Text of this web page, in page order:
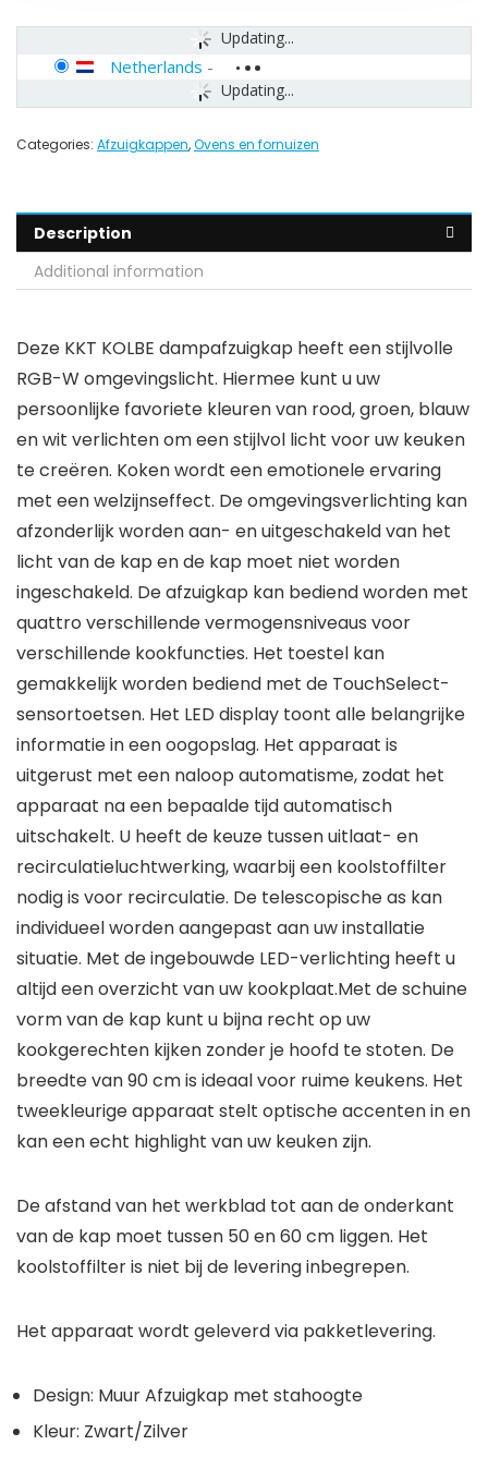
Updating...
Updating...
Netherlands -
Categories: Afzuigkappen,Ovens en fornuizen
Description
Additional information
Deze KKT KOLBE dampafzuigkap heeft een stijlvolle
RGB-W omgevingslicht. Hiermee kunt u uw
persoonlijke favoriete kleuren van rood, groen, blauw
en wit verlichten om een stijlvol licht voor uw keuken
te creëren. Koken wordt een emotionele ervaring
met een welzijnseffect. De omgevingsverlichting kan
afzonderlijk worden aan- en uitgeschakeld van het
licht van de kap en de kap moet niet worden
ingeschakeld. De afzuigkap kan bediend worden met
quattro verschillende vermogensniveaus voor
verschillende kookfuncties. Het toestel kan
gemakkelijk worden bediend met de TouchSelect-
sensortoetsen. Het LED display toont alle belangrijke
informatie in een oogopslag. Het apparaat is
uitgerust met een naloop automatisme, zodat het
apparaat na een bepaalde tijd automatisch
uitschakelt. U heeft de keuze tussen uitlaat- en
recirculatieluchtwerking, waarbij een koolstoffilter
nodig is voor recirculatie. De telescopische as kan
individueel worden aangepast aan uw installatie
situatie. Met de ingebouwde LED-verlichting heeft u
altijd een overzicht van uw kookplaat.Met de schuine
vorm van de kap kunt u bijna recht op uw
kookgerechten kijken zonder je hoofd te stoten. De
breedte van 90 cm is ideaal voor ruime keukens. Het
tweekleurige apparaat stelt optische accenten in en
kan een echt highlight van uw keuken zijn.
De afstand van het werkblad tot aan de onderkant
van de kap moet tussen 50 en 60 cm liggen. Het
koolstoffilter is niet bij de levering inbegrepen.
Het apparaat wordt geleverd via pakketlevering.
Design: Muur Afzuigkap met stahoogte
Kleur: Zwart/Zilver